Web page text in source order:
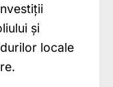
și
locale